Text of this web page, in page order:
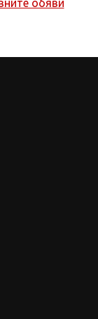
обяви